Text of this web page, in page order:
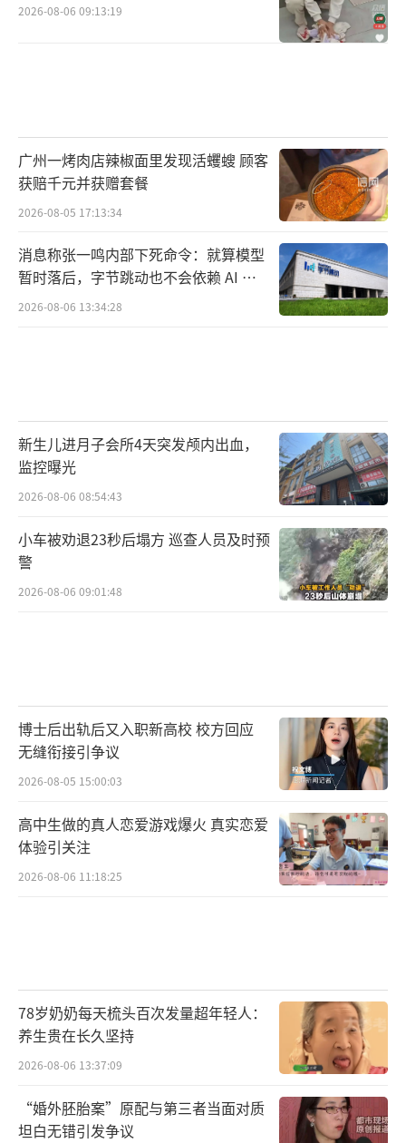
2026-08-06 09:13:19
广州一烤肉店辣椒面里发现活蠼螋 顾客
获赔千元并获赠套餐
2026-08-05 17:13:34
消息称张一鸣内部下死命令：就算模型
暂时落后，字节跳动也不会依赖 AI 蒸
馏技术
2026-08-06 13:34:28
新生儿进月子会所4天突发颅内出血，
监控曝光
2026-08-06 08:54:43
小车被劝退23秒后塌方 巡查人员及时预
警
2026-08-06 09:01:48
博士后出轨后又入职新高校 校方回应
无缝衔接引争议
2026-08-05 15:00:03
高中生做的真人恋爱游戏爆火 真实恋爱
体验引关注
2026-08-06 11:18:25
78岁奶奶每天梳头百次发量超年轻人：
养生贵在长久坚持
2026-08-06 13:37:09
“婚外胚胎案”原配与第三者当面对质
坦白无错引发争议